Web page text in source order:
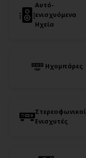
Αυτό-
ενισχυόμενα
Ηχεία
Ηχομπάρες
Στερεοφωνικοί
Ενισχυτές